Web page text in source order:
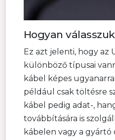
Hogyan
Ez azt jelenti, hogy az
különböző típusai
kábel képes
például csak töltésre
kábel pedig adat-,
továbbítására is
kábelen vagy a